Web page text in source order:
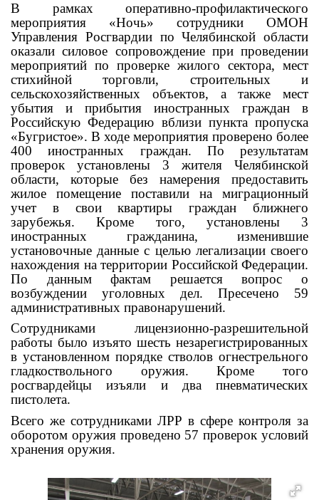
В рамках оперативно-профилактического
мероприятия «Ночь» сотрудники ОМОН
Управления Росгвардии по Челябинской области
оказали силовое сопровождение при проведении
мероприятий по проверке жилого сектора, мест
стихийной торговли, строительных и
сельскохозяйственных объектов, а также мест
убытия и прибытия иностранных граждан в
Российскую Федерацию вблизи пункта пропуска
«Бугристое». В ходе мероприятия проверено более
400 иностранных граждан. По результатам
проверок установлены 3 жителя Челябинской
области, которые без намерения предоставить
жилое помещение поставили на миграционный
учет в свои квартиры граждан ближнего
зарубежья. Кроме того, установлены 3
иностранных гражданина, изменившие
установочные данные с целью легализации своего
нахождения на территории Российской Федерации.
По данным фактам решается вопрос о
возбуждении уголовных дел. Пресечено 59
административных правонарушений.
Сотрудниками лицензионно-разрешительной
работы было изъято шесть незарегистрированных
в установленном порядке стволов огнестрельного
гладкоствольного оружия. Кроме того
росгвардейцы изъяли и два пневматических
пистолета.
Всего же сотрудниками ЛРР в сфере контроля за
оборотом оружия проведено 57 проверок условий
хранения оружия.